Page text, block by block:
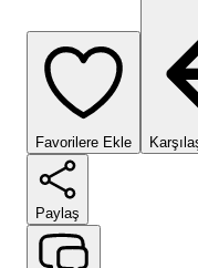
Favorilere Ekle
Paylaş